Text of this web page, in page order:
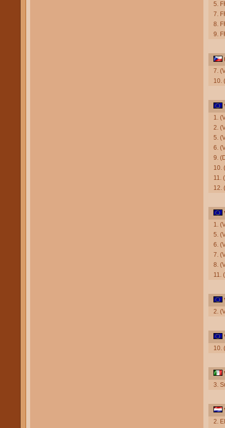
5.
7.
8.
9.
7.
10.
1.
2.
5.
6.
9.
10.
11.
12.
1.
5.
6.
7.
8.
11.
2.
10.
3.
2.